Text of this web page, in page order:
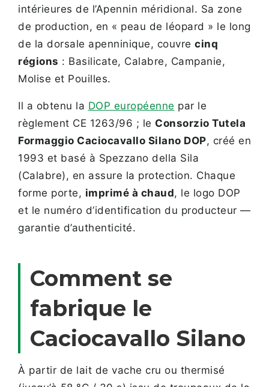
intérieures de l’Apennin méridional. Sa zone
de production, en « peau de léopard » le long
de la dorsale apenninique, couvre cinq
régions : Basilicate, Calabre, Campanie,
Molise et Pouilles.
Il a obtenu la DOP européenne par le
règlement CE 1263/96 ; le Consorzio Tutela
Formaggio Caciocavallo Silano DOP, créé en
1993 et basé à Spezzano della Sila
(Calabre), en assure la protection. Chaque
forme porte, imprimé à chaud, le logo DOP
et le numéro d’identification du producteur —
garantie d’authenticité.
Comment se
fabrique le
Caciocavallo Silano
À partir de lait de vache cru ou thermisé